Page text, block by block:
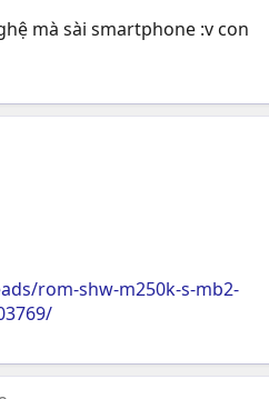
mà sài smartphone :v con
rom-shw-m250k-s-mb2-